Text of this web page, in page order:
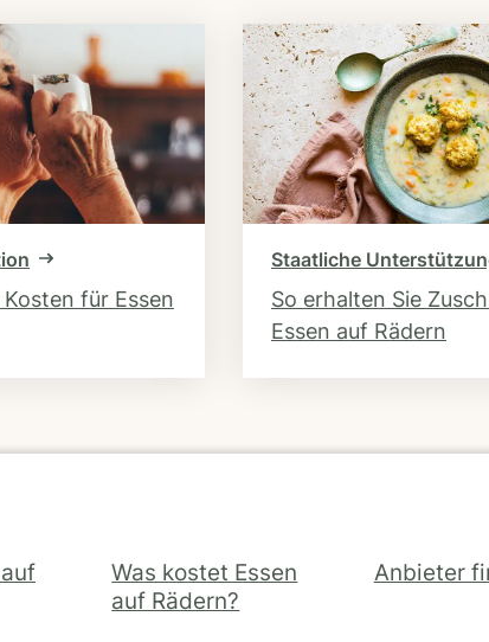
für Essen
Staatliche
So erhalten Sie
Essen auf Rädern
Was kostet Essen
auf Rädern?
Anbieter